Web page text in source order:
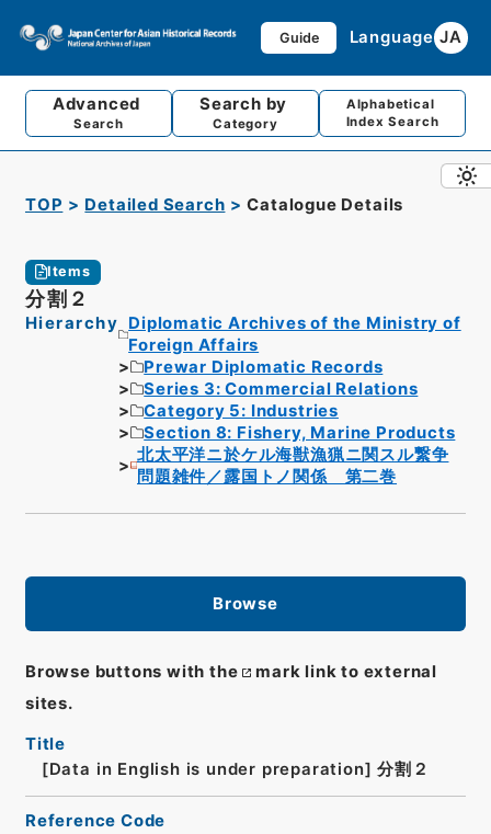
Guide Language JA
Advanced
Search
Search by
Category
Alphabetical
Index Search
TOP Detailed Search Catalogue Details
Items
分割２
Hierarchy
Diplomatic Archives of the Ministry of
Foreign Affairs
Prewar Diplomatic Records
Series 3: Commercial Relations
Category 5: Industries
Section 8: Fishery, Marine Products
北太平洋ニ於ケル海獣漁猟ニ関スル繋争
問題雑件／露国トノ関係 第二巻
Browse
Browse buttons with the
mark link to external
sites.
Title
[Data in English is under preparation] 分割２
Reference Code